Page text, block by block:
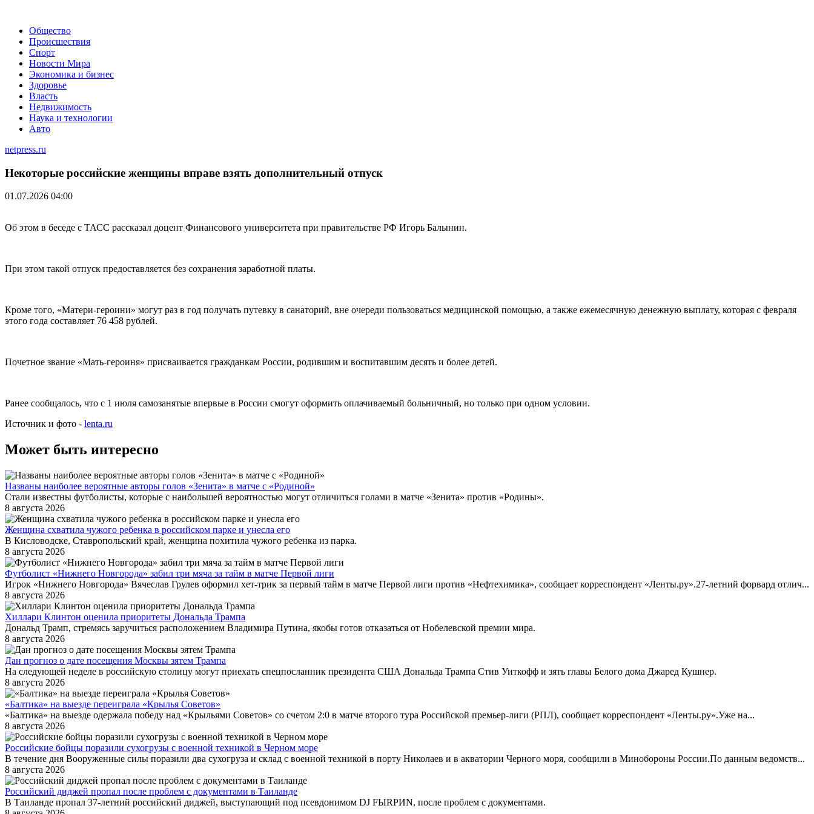
Общество
Происшествия
Спорт
Новости Мира
Экономика и бизнес
Здоровье
Власть
Недвижимость
Наука и технологии
Авто
netpress.ru
Некоторые российские женщины вправе взять дополнительный отпуск
01.07.2026 04:00
Об этом в беседе с ТАСС рассказал доцент Финансового университета при правительстве РФ Игорь Балынин.
При этом такой отпуск предоставляется без сохранения заработной платы.
Кроме того, «Матери-героини» могут раз в год получать путевку в санаторий, вне очереди пользоваться медицинской помощью, а также ежемесячную денежную выплату, которая с февраля
этого года составляет 76 458 рублей.
Почетное звание «Мать-героиня» присваивается гражданкам России, родившим и воспитавшим десять и более детей.
Ранее сообщалось, что с 1 июля самозанятые впервые в России смогут оформить оплачиваемый больничный, но только при одном условии.
Источник и фото - lenta.ru
Может быть интересно
Названы наиболее вероятные авторы голов «Зенита» в матче с «Родиной»
Стали известны футболисты, которые с наибольшей вероятностью могут отличиться голами в матче «Зенита» против «Родины».
8 августа 2026
Женщина схватила чужого ребенка в российском парке и унесла его
В Кисловодске, Ставропольский край, женщина похитила чужого ребенка из парка.
8 августа 2026
Футболист «Нижнего Новгорода» забил три мяча за тайм в матче Первой лиги
Игрок «Нижнего Новгорода» Вячеслав Грулев оформил хет-трик за первый тайм в матче Первой лиги против «Нефтехимика», сообщает корреспондент «Ленты.ру».27-летний форвард отлич...
8 августа 2026
Хиллари Клинтон оценила приоритеты Дональда Трампа
Дональд Трамп, стремясь заручиться расположением Владимира Путина, якобы готов отказаться от Нобелевской премии мира.
8 августа 2026
Дан прогноз о дате посещения Москвы зятем Трампа
На следующей неделе в российскую столицу могут приехать спецпосланник президента США Дональда Трампа Стив Уиткофф и зять главы Белого дома Джаред Кушнер.
8 августа 2026
«Балтика» на выезде переиграла «Крылья Советов»
«Балтика» на выезде одержала победу над «Крыльями Советов» со счетом 2:0 в матче второго тура Российской премьер-лиги (РПЛ), сообщает корреспондент «Ленты.ру».Уже на...
8 августа 2026
Российские бойцы поразили сухогрузы с военной техникой в Черном море
В течение дня Вооруженные силы поразили два сухогруза и склад с военной техникой в порту Николаев и в акватории Черного моря, сообщили в Минобороны России.По данным ведомств...
8 августа 2026
Российский диджей пропал после проблем с документами в Таиланде
В Таиланде пропал 37-летний российский диджей, выступающий под псевдонимом DJ FЫRРИN, после проблем с документами.